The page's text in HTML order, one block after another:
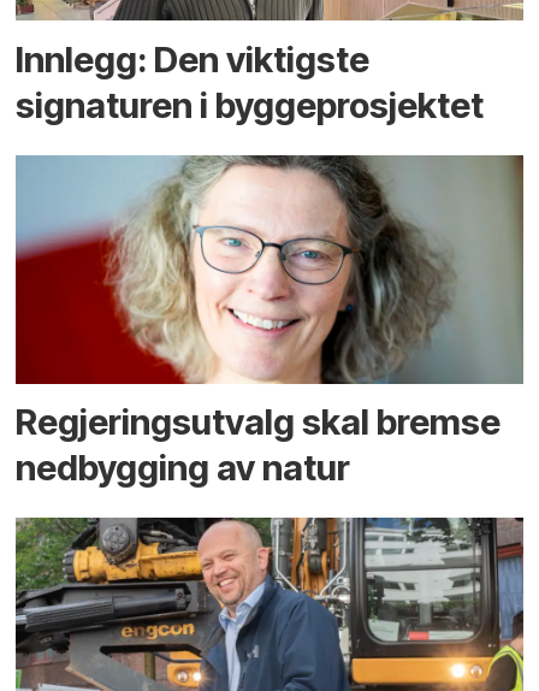
Innlegg: Den viktigste
signaturen i bygge­­prosjektet
Regjerings­utvalg skal bremse
ned­bygging av natur